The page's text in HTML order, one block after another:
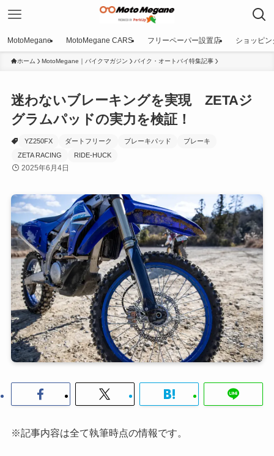
MotoMegane MotoMegane CARS フリーペーパー設置店 ショッピン
ホーム MotoMegane｜バイクマガジン バイク・オートバイ特集記事
迷わないブレーキングを実現 ZETAジ
グラムパッドの実力を検証！
YZ250FX ダートフリーク ブレーキパッド
ブレーキ
ZETA RACING
RIDE-HUCK
2025年6月4日
※記事内容は全て執筆時点の情報です。